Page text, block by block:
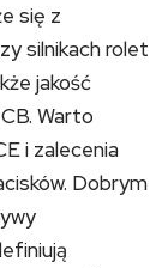
się z
silnikach rolet
jakość
Warto
i zalecenia
Dobrym